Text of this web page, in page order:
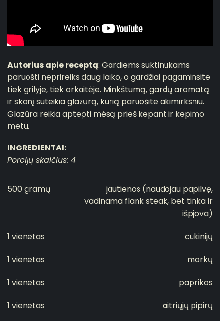
Autorius apie receptą: Gardiems suktinukams
paruošti neprireiks daug laiko, o gardžiai pagaminsite
tiek grilyje, tiek orkaitėje. Minkštumą, gardų aromatą
ir skonį suteikia glazūrą, kurią paruošite akimirksniu.
Glazūra reikia aptepti mėsą prieš kepant ir kepimo
metu.
INGREDIENTAI:
Porcijų skaičius: 4
500 gramų
jautienos (naudojau papilvę,
vadinama flank steak, bet tinka ir
išpjova)
1 vienetas cukinijų
1 vienetas morkų
1 vienetas paprikos
1 vienetas aitriųjų pipirų